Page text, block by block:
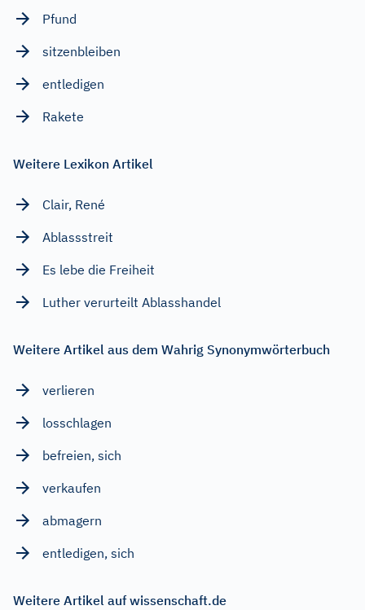
Pfund
sitzenbleiben
entledigen
Rakete
Weitere Lexikon Artikel
Clair, René
Ablassstreit
Es lebe die Freiheit
Luther verurteilt Ablasshandel
Weitere Artikel aus dem Wahrig Synonymwörterbuch
verlieren
losschlagen
befreien, sich
verkaufen
abmagern
entledigen, sich
Weitere Artikel auf wissenschaft.de